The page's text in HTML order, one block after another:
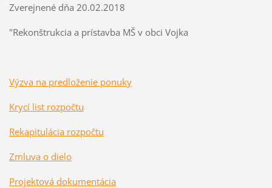
Zverejnené dňa 20.02.2018
"Rekonštrukcia a prístavba MŠ v obci Vojka
Výzva na predloženie ponuky
Krycí list rozpočtu
Rekapitulácia rozpočtu
Zmluva o dielo
Projektová dokumentácia